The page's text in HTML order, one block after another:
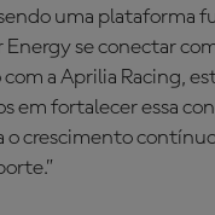
uma plataforma
Energy se conectar
a Aprilia Racing,
em fortalecer essa
o crescimento